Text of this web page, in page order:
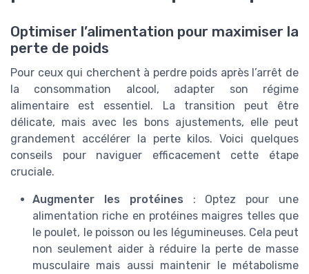
Optimiser l’alimentation pour maximiser la
perte de poids
Pour ceux qui cherchent à perdre poids après l’arrêt de
la consommation alcool, adapter son régime
alimentaire est essentiel. La transition peut être
délicate, mais avec les bons ajustements, elle peut
grandement accélérer la perte kilos. Voici quelques
conseils pour naviguer efficacement cette étape
cruciale.
Augmenter les protéines : Optez pour une
alimentation riche en protéines maigres telles que
le poulet, le poisson ou les légumineuses. Cela peut
non seulement aider à réduire la perte de masse
musculaire mais aussi maintenir le métabolisme